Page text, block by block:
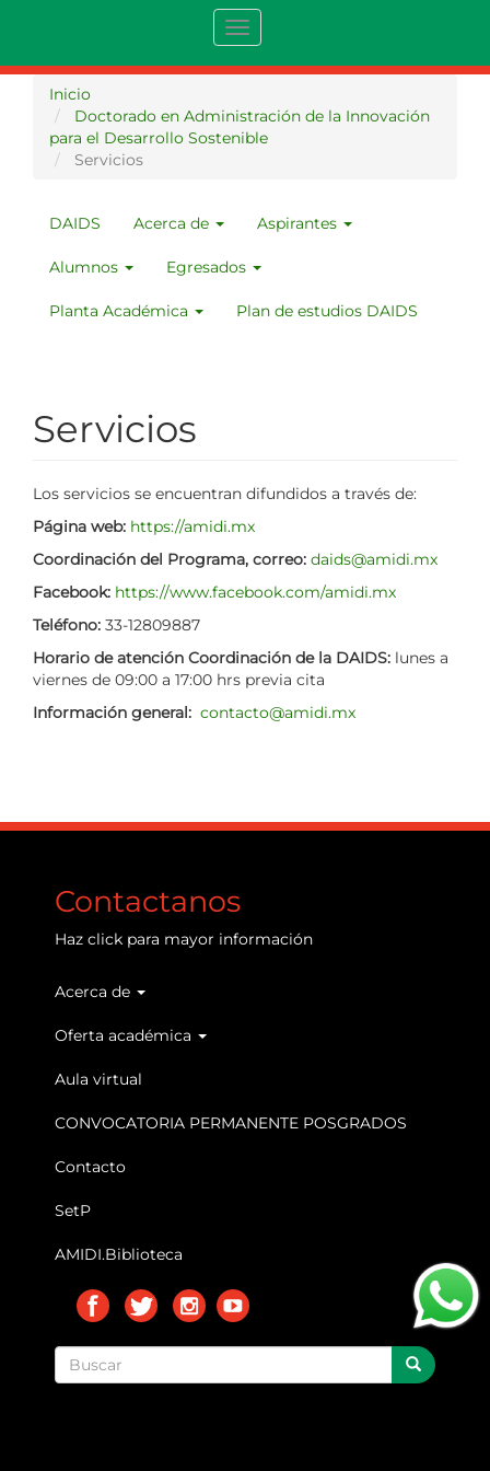
principal
Toggle
navigation
Inicio
Doctorado en Administración de la Innovación
para el Desarrollo Sostenible
Servicios
MENU
DAIDS
DAIDS Acerca de Aspirantes
Alumnos Egresados
Planta Académica Plan de estudios DAIDS
Servicios
Los servicios se encuentran difundidos a través de:
Página web: https://amidi.mx
Coordinación del Programa, correo: daids@amidi.mx
Facebook: https://www.facebook.com/amidi.mx
Teléfono: 33-12809887
Horario de atención Coordinación de la DAIDS: lunes a
viernes de 09:00 a 17:00 hrs previa cita
Información general: contacto@amidi.mx
Contactanos
Haz click para mayor información
Main
navigation
Acerca de
Oferta académica
Aula virtual
CONVOCATORIA PERMANENTE POSGRADOS
Contacto
SetP
AMIDI.Biblioteca
búsqueda
Buscar BUSCAR